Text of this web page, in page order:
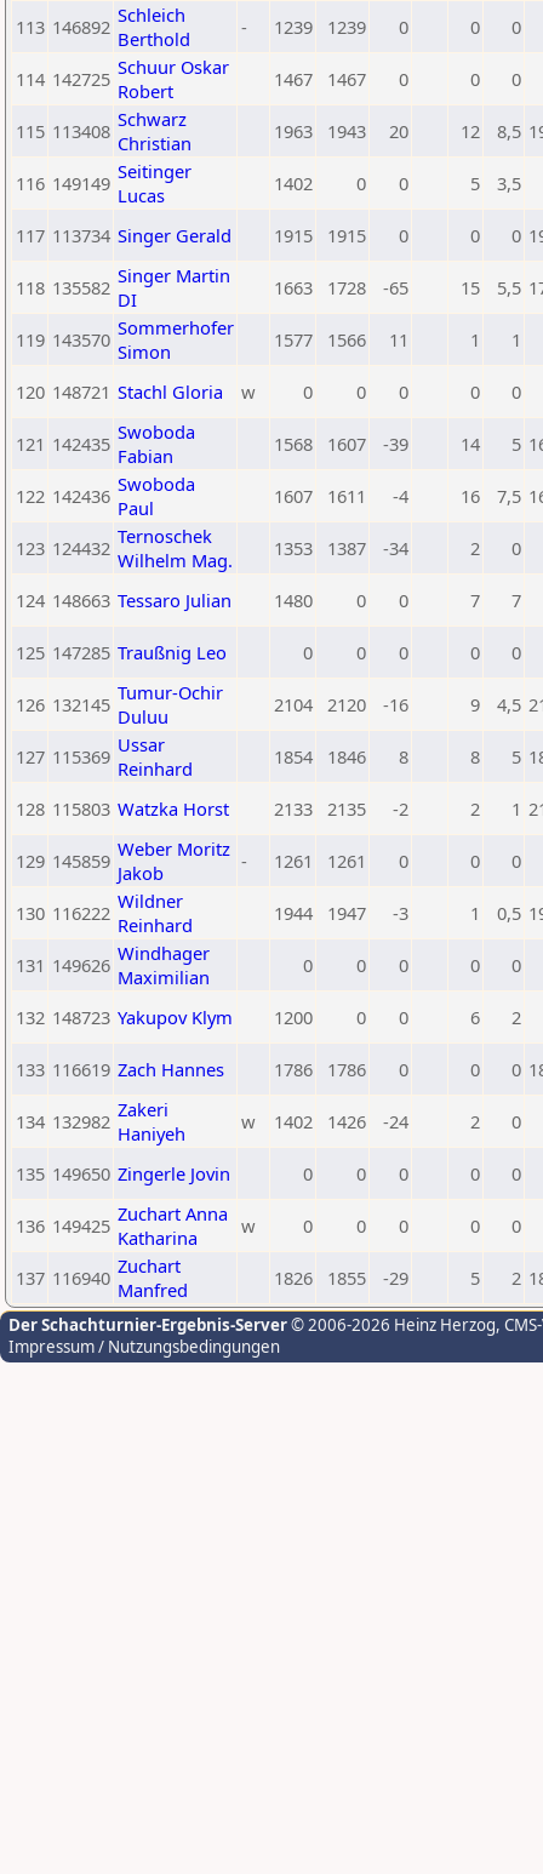
113 146892 Schleich
Berthold
- 1239 1239 0 0 0
114 142725 Schuur Oskar
Robert
1467 1467 0 0 0
115 113408 Schwarz
Christian
1963 1943 20 12 8,5
116 149149 Seitinger
Lucas
1402 0 0 5 3,5
117 113734 Singer Gerald 1915 1915 0 0 0
118 135582 Singer Martin
DI
1663 1728 -65 15 5,5
119 143570 Sommerhofer
Simon
1577 1566 11 1 1
120 148721 Stachl Gloria w 0 0 0 0 0
121 142435 Swoboda
Fabian
1568 1607 -39 14 5
122 142436 Swoboda
Paul
1607 1611 -4 16 7,5
123 124432 Ternoschek
Wilhelm Mag.
1353 1387 -34 2 0
124 148663 Tessaro Julian 1480 0 0 7 7
125 147285 Traußnig Leo 0 0 0 0 0
126 132145 Tumur-Ochir
Duluu
2104 2120 -16 9 4,5
127 115369 Ussar
Reinhard
1854 1846 8 8 5
128 115803 Watzka Horst 2133 2135 -2 2 1
129 145859 Weber Moritz
Jakob
- 1261 1261 0 0 0
130 116222 Wildner
Reinhard
1944 1947 -3 1 0,5
131 149626 Windhager
Maximilian
0 0 0 0 0
132 148723 Yakupov Klym 1200 0 0 6 2
133 116619 Zach Hannes 1786 1786 0 0 0
134 132982 Zakeri
Haniyeh
w 1402 1426 -24 2 0
135 149650 Zingerle Jovin 0 0 0 0 0
136 149425 Zuchart Anna
Katharina
w 0 0 0 0 0
137 116940 Zuchart
Manfred
1826 1855 -29 5 2
Der Schachturnier-Ergebnis-Server© 2006-2026 Heinz Herzog,
Impressum / Nutzungsbedingungen